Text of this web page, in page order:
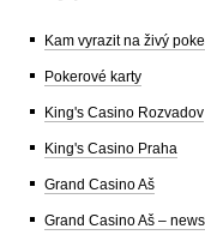
Kam vyrazit na živý
Pokerové karty
King's Casino Rozvadov
King's Casino Praha
Grand Casino Aš
Grand Casino Aš –